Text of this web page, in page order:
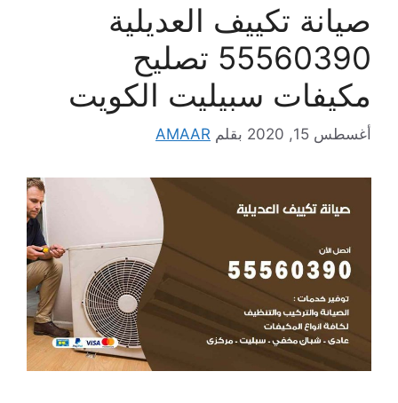
صيانة تكييف العديلية
55560390 تصليح
مكيفات سبيليت الكويت
أغسطس 15, 2020 بقلم AMAAR